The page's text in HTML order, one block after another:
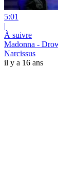
5:01
|
À suivre
Madonna -
Narcissus
il y a 16 ans